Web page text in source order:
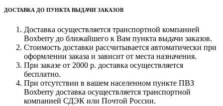
ДОСТАВКА ДО ПУНКТА ВЫДАЧИ ЗАКАЗОВ
Доставка осуществляется транспортной компанией
Boxberry до ближайшего к Вам пункта выдачи заказов.
Стоимость доставки рассчитывается автоматически при
оформлении заказа и зависит от места назначения.
При заказе от 2000 р. доставка осуществляется
бесплатно.
При отсутствии в вашем населенном пункте ПВЗ
Boxberry доставка осуществляется транспортной
компанией СДЭК или Почтой России.